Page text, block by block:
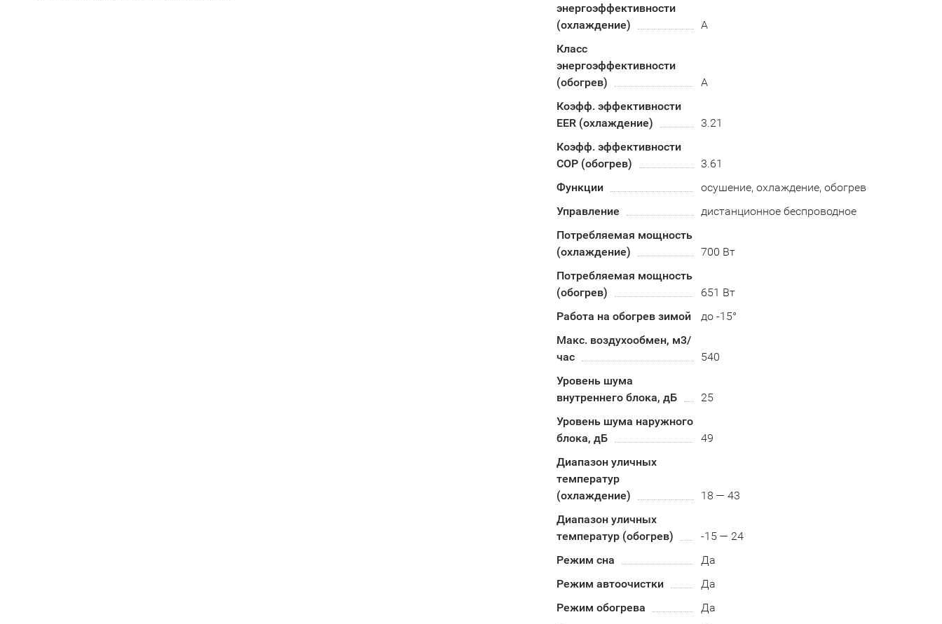
энергоэффективности
(охлаждение)
А
Класс
энергоэффективности
(обогрев)
A
Коэфф. эффективности
EER (охлаждение)
3.21
Коэфф. эффективности
COP (обогрев)
3.61
Функции
осушение, охлаждение, обогрев
Управление
дистанционное беспроводное
Потребляемая мощность
(охлаждение)
700 Вт
Потребляемая мощность
(обогрев)
651 Вт
Работа на обогрев зимой
до -15°
Макс. воздухообмен, м3/
час
540
Уровень шума
внутреннего блока, дБ
25
Уровень шума наружного
блока, дБ
49
Диапазон уличных
температур
(охлаждение)
18 — 43
Диапазон уличных
температур (обогрев)
-15 — 24
Режим сна
Да
Режим автоочистки
Да
Режим обогрева
Да